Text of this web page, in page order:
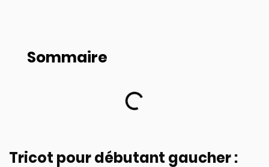
Sommaire
Tricot pour débutant gaucher :